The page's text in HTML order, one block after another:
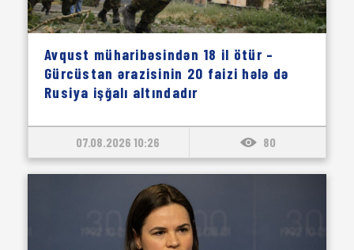
Avqust müharibəsindən 18 il ötür –
Gürcüstan ərazisinin 20 faizi hələ də
Rusiya işğalı altındadır
07.08.2026 10:26 80